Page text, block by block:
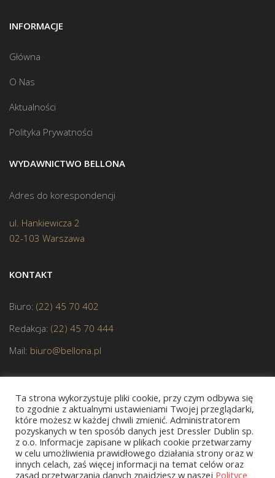
INFORMACJE
Główna
O Nas
Aktualności
Polityka Prywatności
WYDAWNICTWO BELLONA
Adres do korespondencji
ul. Hankiewicza 2
02-103 Warszawa
KONTAKT
Biuro: (22) 45 70 402
Redakcja: (22) 45 70 444
Mail: biuro@bellona.pl
JESTEŚMY CZŁONKIEM POLSKIEJ IZBY KSIĄŻKI
Ta strona wykorzystuje pliki cookie, przy czym odbywa się
to zgodnie z aktualnymi ustawieniami Twojej przeglądarki,
które możesz w każdej chwili zmienić. Administratorem
pozyskanych w ten sposób danych jest Dressler Dublin sp.
z o.o. Informacje zapisane w plikach cookie przetwarzamy
w celu umożliwienia prawidłowego działania strony oraz w
innych celach, zaś więcej informacji na temat celów oraz
zasad przetwarzania danych znajdziesz w naszej Polityce